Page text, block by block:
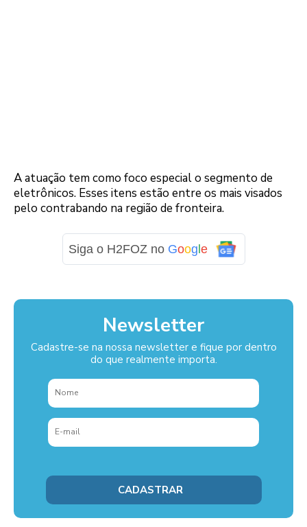
A atuação tem como foco especial o segmento de
eletrônicos. Esses itens estão entre os mais visados
pelo contrabando na região de fronteira.
Siga o H2FOZ no Goog e
Newsletter
Cadastre-se na nossa newsletter e fique por dentro
do que realmente importa.